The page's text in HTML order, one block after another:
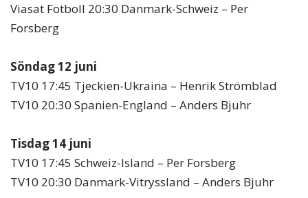
Viasat Fotboll 20:30 Danmark-Schweiz – Per
Forsberg
Söndag 12 juni
TV10 17:45 Tjeckien-Ukraina – Henrik Strömblad
TV10 20:30 Spanien-England – Anders Bjuhr
Tisdag 14 juni
TV10 17:45 Schweiz-Island – Per Forsberg
TV10 20:30 Danmark-Vitryssland – Anders Bjuhr